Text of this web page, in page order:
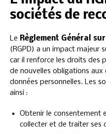
sociétés de
Le Règlement Général
(RGPD) a un impact majeur
car il renforce les droits des
de nouvelles obligations
données personnelles. Les
ainsi :
Obtenir le consentement
collecter et de traiter ses